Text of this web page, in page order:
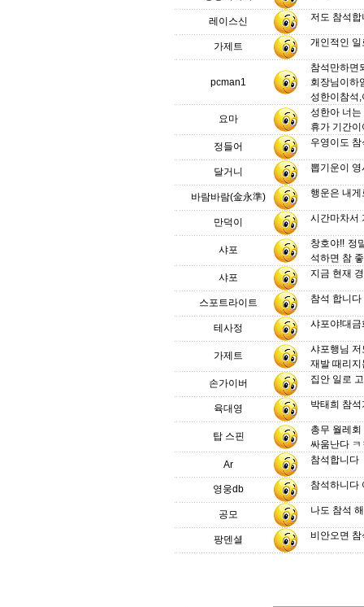
레이스신 저도 참석
가제트 개인적인
pcman1
참석만하면
회장님이하
성한이참석
요마
성한아 너
휴가 기간
정들어
우영이도
달거니 뽑기운이
바람바람(金永準) 행운은 내
만덕이 시간마차서
샤포
창호야!! 정
석하면 참
샤포
지금 현재
스포트라이트 참석 합니다
테사정 샤포야!대
가제트
샤포행님
재발 때리
손가이버
집안 일로
육대영 박태희 참
탑 스핀
총무 월레
싸움난다 ㅋ
Ar
참석합니다
영웅db 참석하니다
공모 나도 참석
팡덴셜 비안오면